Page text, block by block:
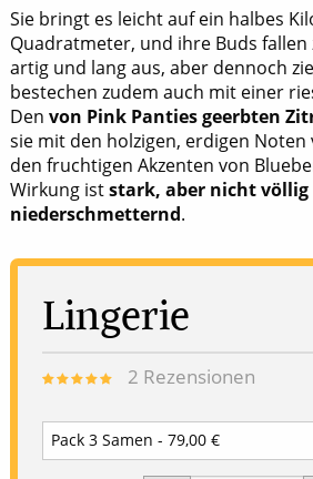
Sie bringt es leicht auf ein halbes
Quadratmeter, und ihre Buds fallen
artig und lang aus, aber dennoch
bestechen zudem auch mit einer
Den von Pink Pantiesgeerbten
sie mit den holzigen, erdigen Noten
den fruchtigen Akzenten von
Wirkung iststark, aber nicht völlig
niederschmetternd.
Lingerie
2 Rezensionen